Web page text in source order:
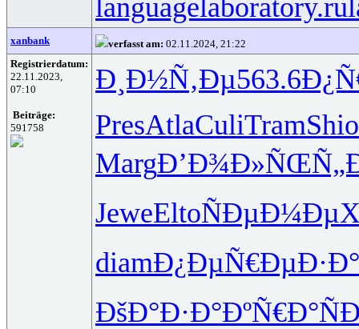
languagelaboratory.ru
xanbank verfasst am: 02.11.2024, 21:22
Registrierdatum:
22.11.2023,
07:10
Beiträge:
591758
Ð¸Ð½Ñ‚Ðµ563.6
PresAtlaCuliTramShio
MargÐ’Ð¾Ð»ÑŒ
JeweEltoÑÐµÐ¼Ðµ
diamÐ¿ÐµÑ€Ðµ
ÐšÐ°Ð·Ð°ÐºÑ€Ð°Ñ